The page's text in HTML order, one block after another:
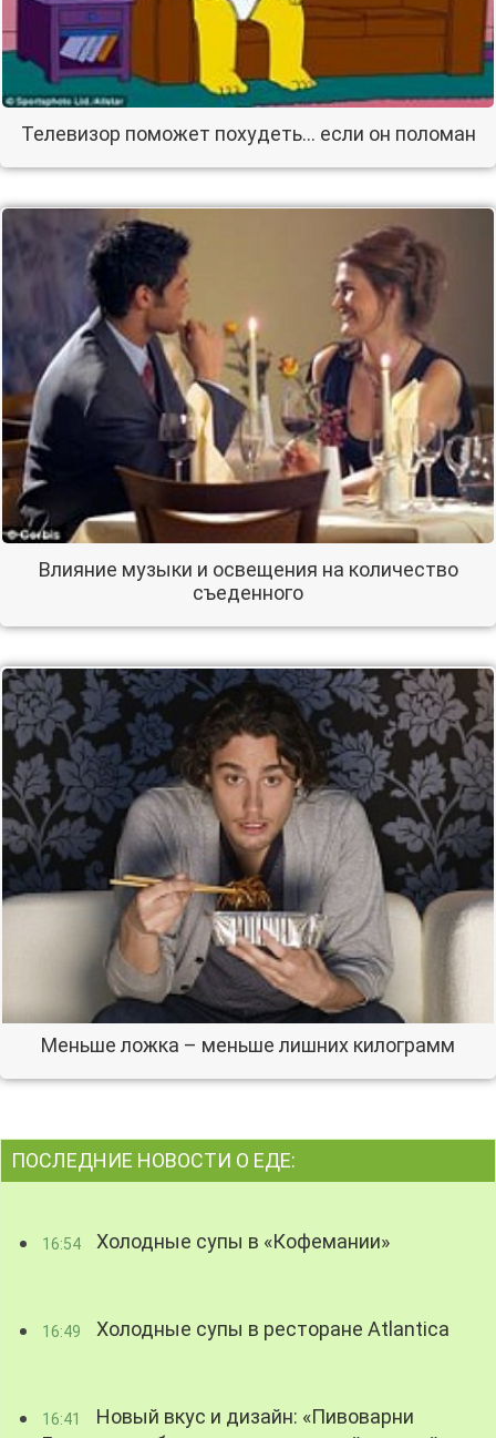
Телевизор поможет похудеть… если он поломан
Влияние музыки и освещения на количество
съеденного
Меньше ложка – меньше лишних килограмм
ПОСЛЕДНИЕ НОВОСТИ О ЕДЕ:
16:54 Холодные супы в «Кофемании»
16:49 Холодные супы в ресторане Atlantica
16:41
Новый вкус и дизайн: «Пивоварни